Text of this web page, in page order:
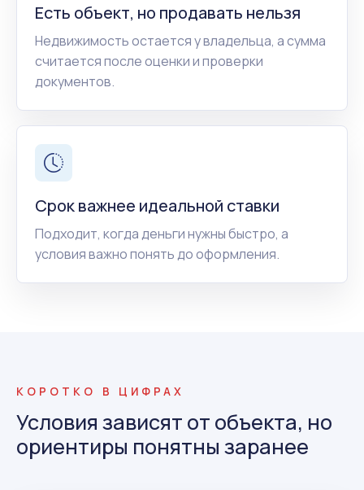
Есть объект, но продавать нельзя
Недвижимость остается у владельца, а сумма
считается после оценки и проверки
документов.
Срок важнее идеальной ставки
Подходит, когда деньги нужны быстро, а
условия важно понять до оформления.
КОРОТКО В ЦИФРАХ
Условия зависят от объекта, но
ориентиры понятны заранее